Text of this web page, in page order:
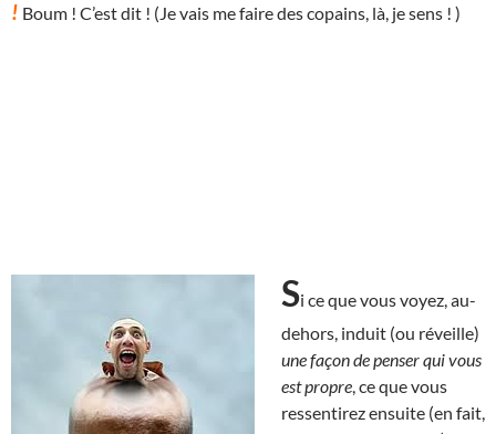
! Boum ! C’est dit ! (Je vais me faire des copains, là, je sens ! )
Si ce que vous voyez, au-
dehors, induit (ou réveille)
une façon de penser qui vous
est propre , ce que vous
ressentirez ensuite (en fait,